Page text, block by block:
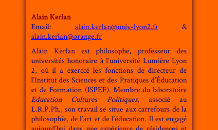
Alain Kerlan
Email: alain.kerlan@univ-lyon2.fr &
alain.kerlan@orange.fr
Alain Kerlan est philosophe, professeur des
universités honoraire à l’université Lumière Lyon
2, où il a exerccé les fonctions de directeur de
l’Institut des Sciences et des Pratiques d’Éducation
et de Formation (ISPEF). Membre du laboratoire
Education Cultures Politiques, associé au
L.R.P.Ph., son travail se situe aux carrefours de la
philosophie, de l’art et de l’éducation. Il est engagé